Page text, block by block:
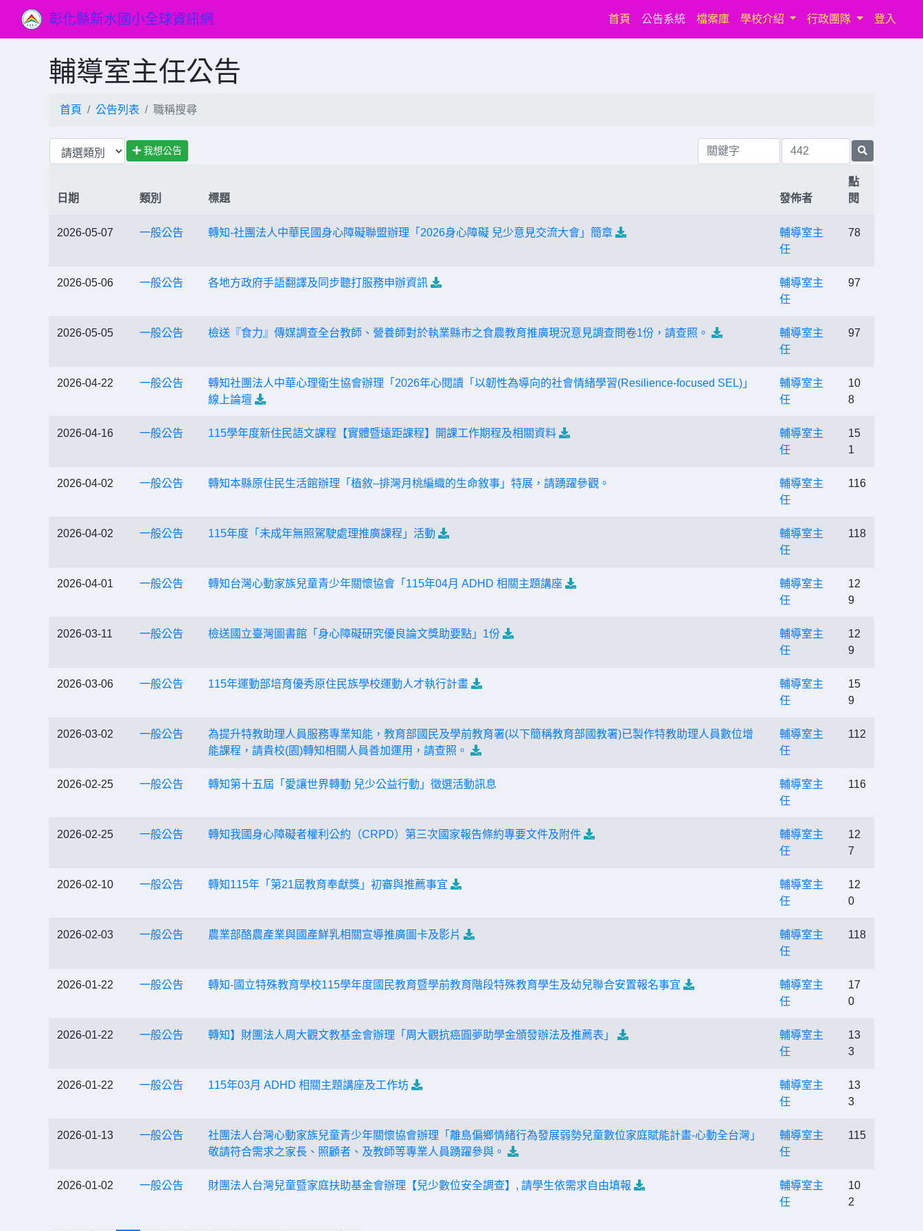
彰化縣新水國小全球資訊網 首頁(current)
公告系統 檔案庫 學校介紹 行政團隊 登入
輔導室主任公告
首頁 公告列表 職稱搜尋
我想公告
日期 類別 標題 發佈者
點
閱
2026-05-07 一般公告 轉知-社團法人中華民國身心障礙聯盟辦理「2026身心障礙 兒少意見交流大會」簡章
輔導室主
任
78
2026-05-06 一般公告 各地方政府手語翻譯及同步聽打服務申辦資訊
輔導室主
任
97
2026-05-05 一般公告 檢送『食力』傳媒調查全台教師、營養師對於執業縣市之食農教育推廣現況意見調查問卷1份，請查照。
輔導室主
任
97
2026-04-22 一般公告
轉知社團法人中華心理衛生協會辦理「2026年心閱讀「以韌性為導向的社會情緒學習(Resilience-focused SEL)」
線上論壇
輔導室主
任
10
8
2026-04-16 一般公告 115學年度新住民語文課程【實體暨遠距課程】開課工作期程及相關資料
輔導室主
任
15
1
2026-04-02 一般公告 轉知本縣原住民生活館辦理「植敘–排灣月桃編織的生命敘事」特展，請踴躍參觀。
輔導室主
任
116
2026-04-02 一般公告 115年度「未成年無照駕駛處理推廣課程」活動
輔導室主
任
118
2026-04-01 一般公告 轉知台灣心動家族兒童青少年關懷協會「115年04月 ADHD 相關主題講座
輔導室主
任
12
9
2026-03-11 一般公告 檢送國立臺灣圖書館「身心障礙研究優良論文獎助要點」1份
輔導室主
任
12
9
2026-03-06 一般公告 115年運動部培育優秀原住民族學校運動人才執行計畫
輔導室主
任
15
9
2026-03-02 一般公告
為提升特教助理人員服務專業知能，教育部國民及學前教育署(以下簡稱教育部國教署)已製作特教助理人員數位增
能課程，請貴校(園)轉知相關人員善加運用，請查照。
輔導室主
任
112
2026-02-25 一般公告 轉知第十五屆「愛讓世界轉動 兒少公益行動」徵選活動訊息
輔導室主
任
116
2026-02-25 一般公告 轉知我國身心障礙者權利公約（CRPD）第三次國家報告條約專要文件及附件
輔導室主
任
12
7
2026-02-10 一般公告 轉知115年「第21屆教育奉獻獎」初審與推薦事宜
輔導室主
任
12
0
2026-02-03 一般公告 農業部酪農產業與國產鮮乳相關宣導推廣圖卡及影片
輔導室主
任
118
2026-01-22 一般公告 轉知-國立特殊教育學校115學年度國民教育暨學前教育階段特殊教育學生及幼兒聯合安置報名事宜
輔導室主
任
17
0
2026-01-22 一般公告 轉知】財團法人周大觀文教基金會辦理「周大觀抗癌圓夢助學金頒發辦法及推薦表」
輔導室主
任
13
3
2026-01-22 一般公告 115年03月 ADHD 相關主題講座及工作坊
輔導室主
任
13
3
2026-01-13 一般公告
社團法人台灣心動家族兒童青少年關懷協會辦理「離島偏鄉情緒行為發展弱勢兒童數位家庭賦能計畫-心動全台灣」
敬請符合需求之家長、照顧者、及教師等專業人員踴躍參與。
輔導室主
任
115
2026-01-02 一般公告 財團法人台灣兒童暨家庭扶助基金會辦理【兒少數位安全調查】, 請學生依需求自由填報
輔導室主
任
10
2